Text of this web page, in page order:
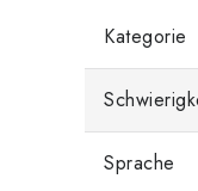
Kategorie
Sprache